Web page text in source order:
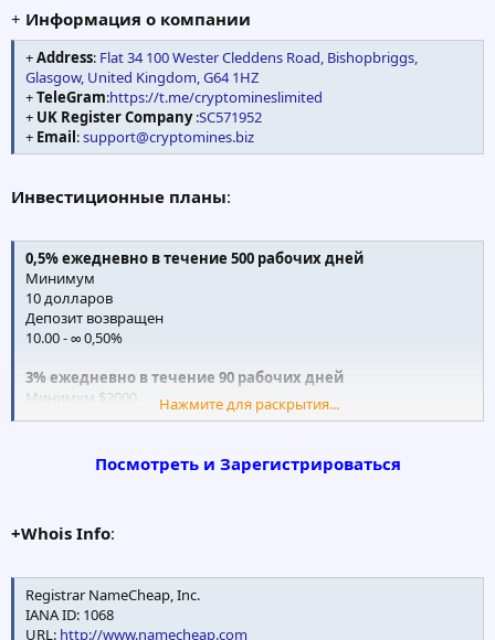
тенденций, мы решили помочь другим игрокам в
криптовалюте получить хорошую прибыль. И таким образом
проложили путь для этого портала. Добро пожаловать на наш
портал. Добывайте криптовалюту и получайте прибыль !!
+ Информация о компании
+Address: Flat 34 100 Wester Cleddens Road, Bishopbriggs,
Glasgow, United Kingdom, G64 1HZ
+TeleGram:https://t.me/cryptomineslimited
+ UK Register Company:SC571952
+ Email:support@cryptomines.biz
Инвестиционные планы:
0,5% ежедневно в течение 500 рабочих дней
Минимум
10 долларов
Депозит возвращен
10.00 - ∞ 0,50%
3% ежедневно в течение 90 рабочих дней
Минимум $2000
Депозит возвращен
5001,00 - 8000,00 2,5%
8001.00 - ∞ 3%
Минимум $5000
5000,00 - 8000,00 5%
8001,00 - 10000,00 5,5%
10001.00 - ∞ 6%
Нажмите для раскрытия...
Посмотреть и Зарегистрироваться
+Whois Info:
Registrar NameCheap, Inc.
IANA ID: 1068
URL: http://www.namecheap.com